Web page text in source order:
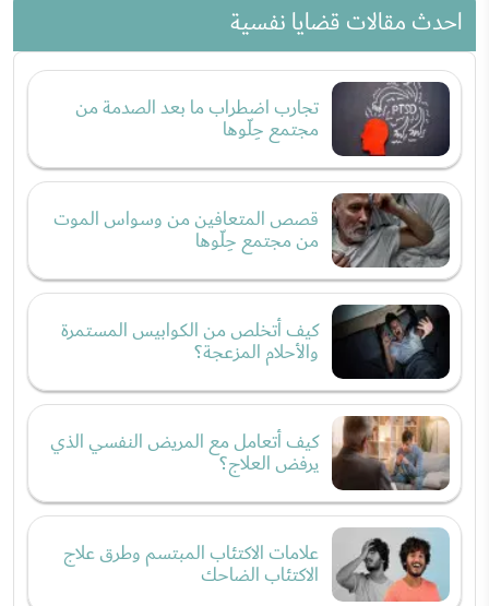
احدث مقالات قضايا نفسية
تجارب اضطراب ما بعد الصدمة من
مجتمع حِلّوها
قصص المتعافين من وسواس الموت
من مجتمع حِلّوها
كيف أتخلص من الكوابيس المستمرة
والأحلام المزعجة؟
كيف أتعامل مع المريض النفسي الذي
يرفض العلاج؟
علامات الاكتئاب المبتسم وطرق علاج
الاكتئاب الضاحك